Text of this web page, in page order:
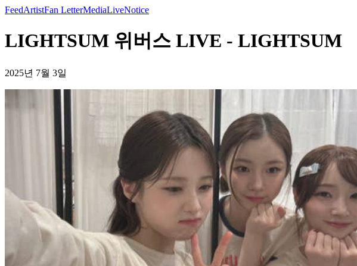
FeedArtistFan LetterMediaLiveNotice
LIGHTSUM 위버스 LIVE - LIGHTSUM
2025년 7월 3일